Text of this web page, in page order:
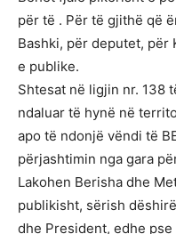
për të . Për të gjithë që
Bashki, për deputet,
e publike.
Shtesat në ligjin nr. 138
ndaluar të hynë në
apo të ndonjë vëndi të
përjashtimin nga gara
Lakohen Berisha dhe
publikisht, sërish
dhe President, edhe